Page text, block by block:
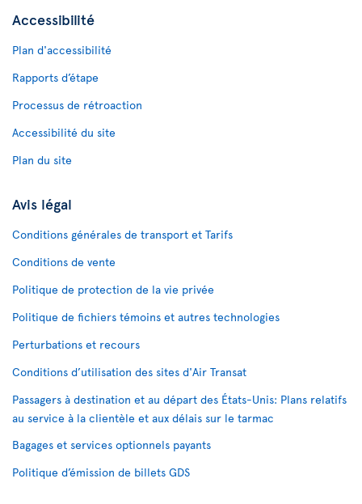
Accessibilité
Plan d'accessibilité
Rapports d’étape
Processus de rétroaction
Accessibilité du site
Plan du site
Avis légal
Conditions générales de transport et Tarifs
Conditions de vente
Politique de protection de la vie privée
Politique de fichiers témoins et autres technologies
Perturbations et recours
Conditions d’utilisation des sites d'Air Transat
Passagers à destination et au départ des États-Unis: Plans relatifs
au service à la clientèle et aux délais sur le tarmac
Bagages et services optionnels payants
Politique d’émission de billets GDS